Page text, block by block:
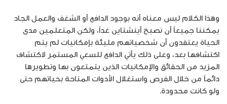
وهذا الكلام ليس معناه أنه بوجود الدافع أو الشغف والعمل الجاد
يمكننا جميعاً أن نصبح أينشتاين غداً، ولكن المتعلمين مدى
الحياة يعتقدون أن شخصياتهم مليئة بإمكانيات لم يتم
اكتشافها بعد، وعلى ذلك يأتي الدافع للسعي المستمر لاكتشاف
المزيد من الحقائق والإمكانيات الذين يتمتعون بها وتطويرها
دائماً من خلال الفرص واستغلال الأدوات المتاحة بحياتهم حتى
ولو كانت محدودة.